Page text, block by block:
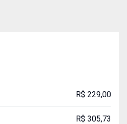
R$ 229,00
R$ 305,73